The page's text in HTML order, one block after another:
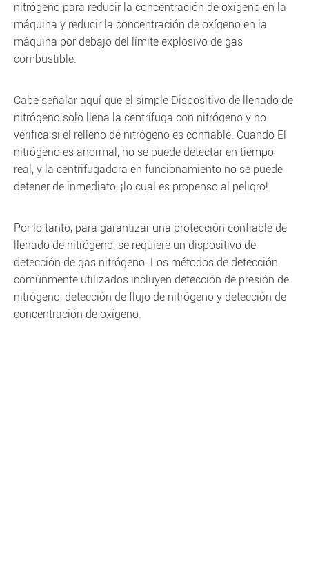
nitrógeno para reducir la concentración de oxígeno en la
máquina y reducir la concentración de oxígeno en la
máquina por debajo del límite explosivo de gas
combustible.
Cabe señalar aquí que el simple Dispositivo de llenado de
nitrógeno solo llena la centrífuga con nitrógeno y no
verifica si el relleno de nitrógeno es confiable. Cuando El
nitrógeno es anormal, no se puede detectar en tiempo
real, y la centrifugadora en funcionamiento no se puede
detener de inmediato, ¡lo cual es propenso al peligro!
Por lo tanto, para garantizar una protección confiable de
llenado de nitrógeno, se requiere un dispositivo de
detección de gas nitrógeno. Los métodos de detección
comúnmente utilizados incluyen detección de presión de
nitrógeno, detección de flujo de nitrógeno y detección de
concentración de oxígeno.